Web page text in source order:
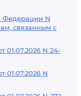
Федерации N
связанным с
01.07.2026 N 24-
01.07.2026 N